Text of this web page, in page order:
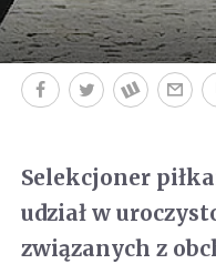
Selekcjoner
udział w
związanych z